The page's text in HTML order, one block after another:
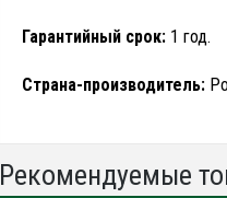
Гарантийный срок:1 год.
Страна-производитель:
Рекомендуемые